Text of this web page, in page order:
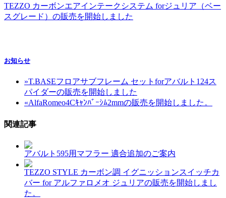
TEZZO カーボンエアインテークシステム forジュリア（ベー
スグレード）の販売を開始しました
お知らせ
»T.BASEフロアサブフレーム セットforアバルト124ス
パイダーの販売を開始しました
«AlfaRomeo4Cｷｬﾝﾊﾞｰｼﾑ2mmの販売を開始しました。
関連記事
アバルト595用マフラー 適合追加のご案内
TEZZO STYLE カーボン調 イグニッションスイッチカ
バー for アルファロメオ ジュリアの販売を開始しまし
た。